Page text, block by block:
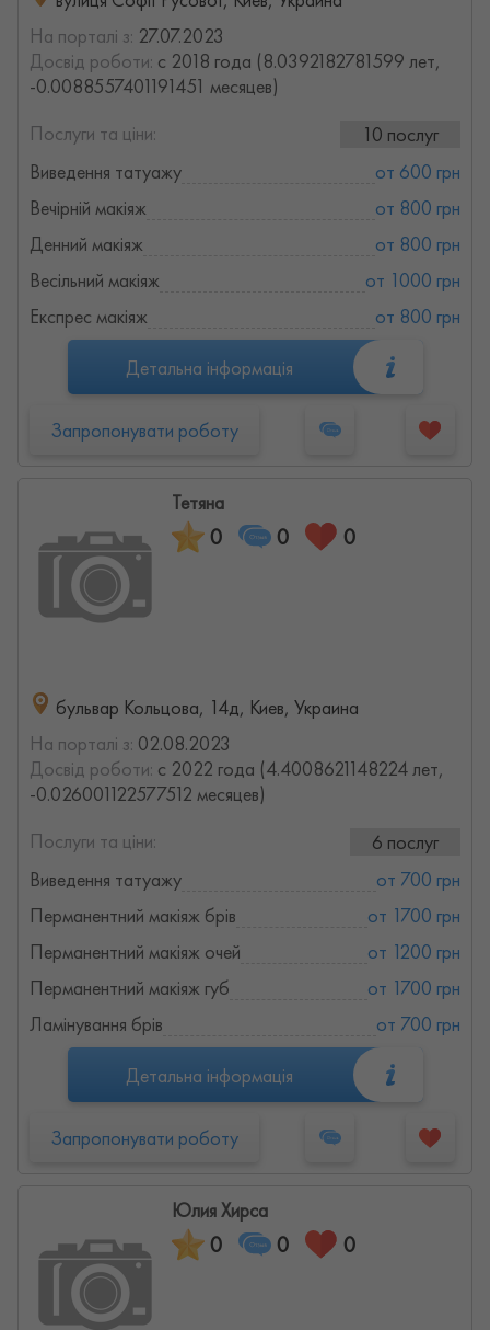
На порталі з: 27.07.2023
Досвід роботи: с 2018 года (8.0392182781599 лет,
-0.0088557401191451 месяцев)
Послуги та ціни:
10 послуг
Виведення татуажу
от 600 грн
Вечірній макіяж
от 800 грн
Денний макіяж
от 800 грн
Весільний макіяж
от 1000 грн
Експрес макіяж
от 800 грн
Детальна інформація
Запропонувати роботу
Тетяна
0 0 0
бульвар Кольцова, 14д, Киев, Украина
На порталі з: 02.08.2023
Досвід роботи: с 2022 года (4.4008621148224 лет,
-0.026001122577512 месяцев)
Послуги та ціни:
6 послуг
Виведення татуажу
от 700 грн
Перманентний макіяж брів
от 1700 грн
Перманентний макіяж очей
от 1200 грн
Перманентний макіяж губ
от 1700 грн
Ламінування брів
от 700 грн
Детальна інформація
Запропонувати роботу
Юлия Хирса
0 0 0